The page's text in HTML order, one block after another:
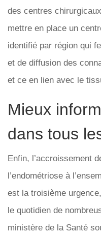
des centres
mettre en place un
identifié par région qui
et de diffusion des
et ce en lien avec le
Mieux
dans tous
Enfin, l’accroissement
l’endométriose à
est la troisième
le quotidien de
ministère de la Santé